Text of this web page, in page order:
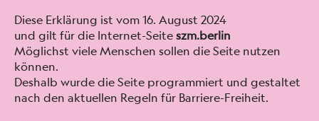
Diese Erk­lärung ist vom 16. August 2024
und gilt für die Inter­net-Seiteszm.berlin
Möglichst viele Men­schen sollen die Seite nutzen
kön­nen.
Deshalb wurde die Seite pro­gram­miert und gestal­tet
nach den aktuellen Regeln für Bar­riere-Frei­heit.